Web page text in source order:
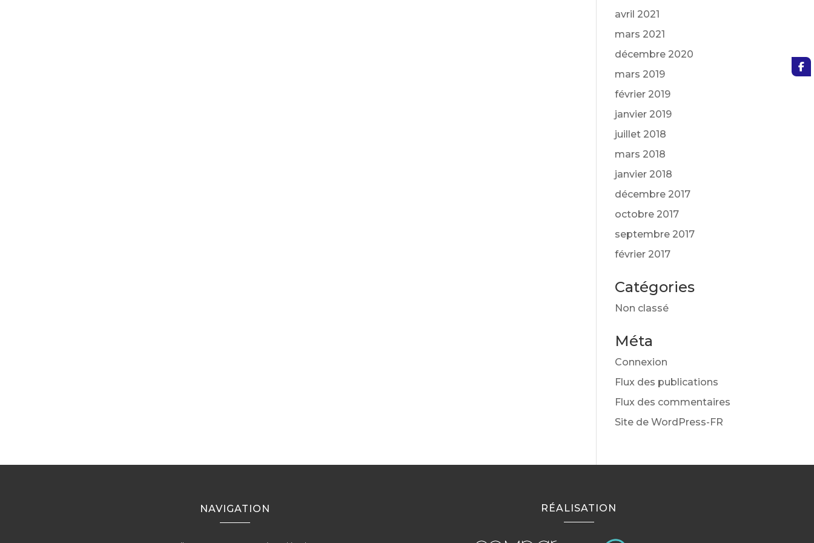
avril 2021
mars 2021
décembre 2020
mars 2019
février 2019
janvier 2019
juillet 2018
mars 2018
janvier 2018
décembre 2017
octobre 2017
septembre 2017
février 2017
Catégories
Non classé
Méta
Connexion
Flux des publications
Flux des commentaires
Site de WordPress-FR
NAVIGATION RÉALISATION